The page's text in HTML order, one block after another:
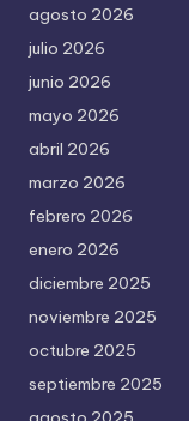
agosto 2026
julio 2026
junio 2026
mayo 2026
abril 2026
marzo 2026
febrero 2026
enero 2026
diciembre 2025
noviembre 2025
octubre 2025
septiembre 2025